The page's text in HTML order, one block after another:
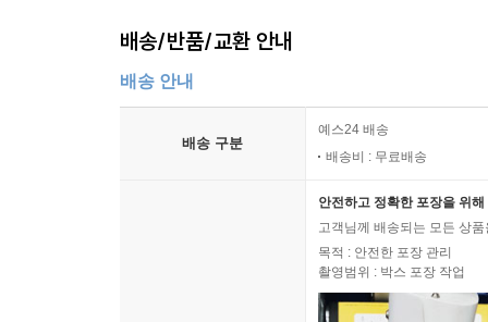
배송/반품/교환 안내
배송 안내
배송 구분
예스24 배송
배송비 : 무료배송
안전하고 정확한 포장을 위
고객님께 배송되는 모든 상
목적 : 안전한 포장 관리
촬영범위 : 박스 포장 작업